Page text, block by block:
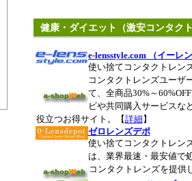
健康・ダイエット（激安コンタク
e-lensstyle.com （イーレ
使い捨てコンタクトレン
コンタクトレンズユーザ
て、全商品30%～
ビや共同購入サービスな
役立つお得サイト。【詳細 】
ゼロレンズデポ
使い捨てコンタクトレン
は、業界最速・最安値で
コンタクトレンズを提供